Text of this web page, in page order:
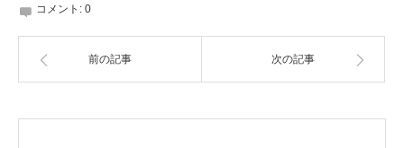
コメント: 0
前の記事 次の記事